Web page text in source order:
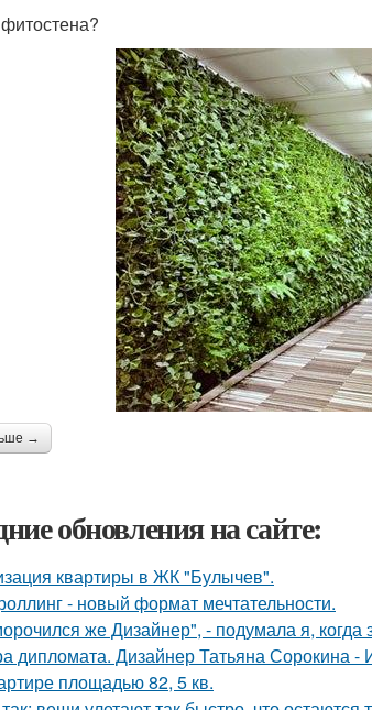
→
обновления на сайте:
квартиры в ЖК "Булычев".
- новый формат мечтательности.
же Дизайнер", - подумала я,
дипломата. Дизайнер Татьяна Сорокина -
площадью 82, 5 кв.